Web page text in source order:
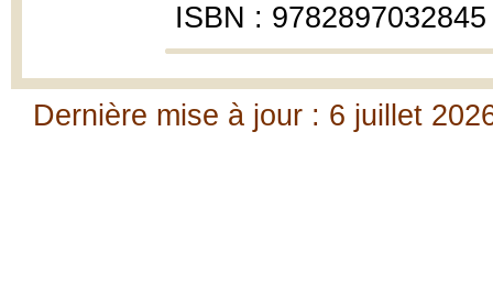
ISBN : 9782897032845
Dernière mise à jour : 6 juillet